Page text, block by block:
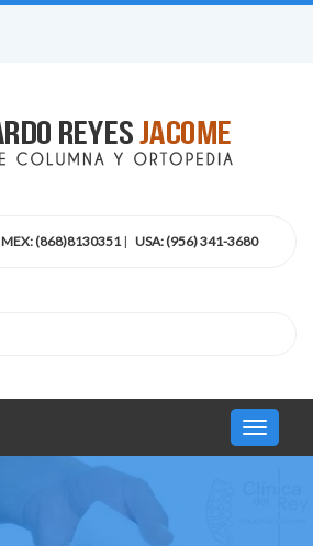
MEX: (868)8130351| USA: (956) 341-3680